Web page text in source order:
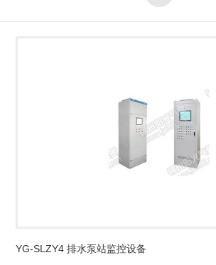
YG-SLZY4 排水泵站监控设备